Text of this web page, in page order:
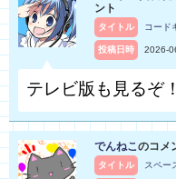
ント
タイトル コード
投稿日時 2026-
テレビ版も見るぞ！
でんねこのコメ
タイトル スペー